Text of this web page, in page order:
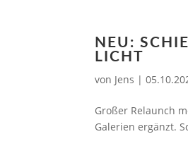
NEU:
LICHT
von Jens |
Großer Relaunch
Galerien ergänzt.